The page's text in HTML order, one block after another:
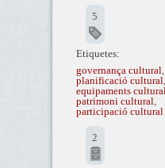
5
Etiquetes:
governança cultural,
planificació cultural,
equipaments
patrimoni cultural,
participació cultural
2